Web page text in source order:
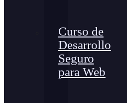
Curso de
Desarrollo
Seguro
para Web